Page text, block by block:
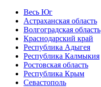
Весь Юг
Астраханская область
Волгоградская область
Краснодарский край
Республика Адыгея
Республика Калмыкия
Ростовская область
Республика Крым
Севастополь